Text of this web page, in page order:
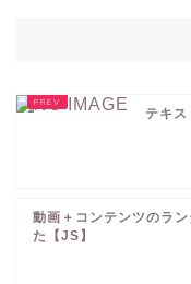
テキ
動画＋コンテンツのラ
た【JS】